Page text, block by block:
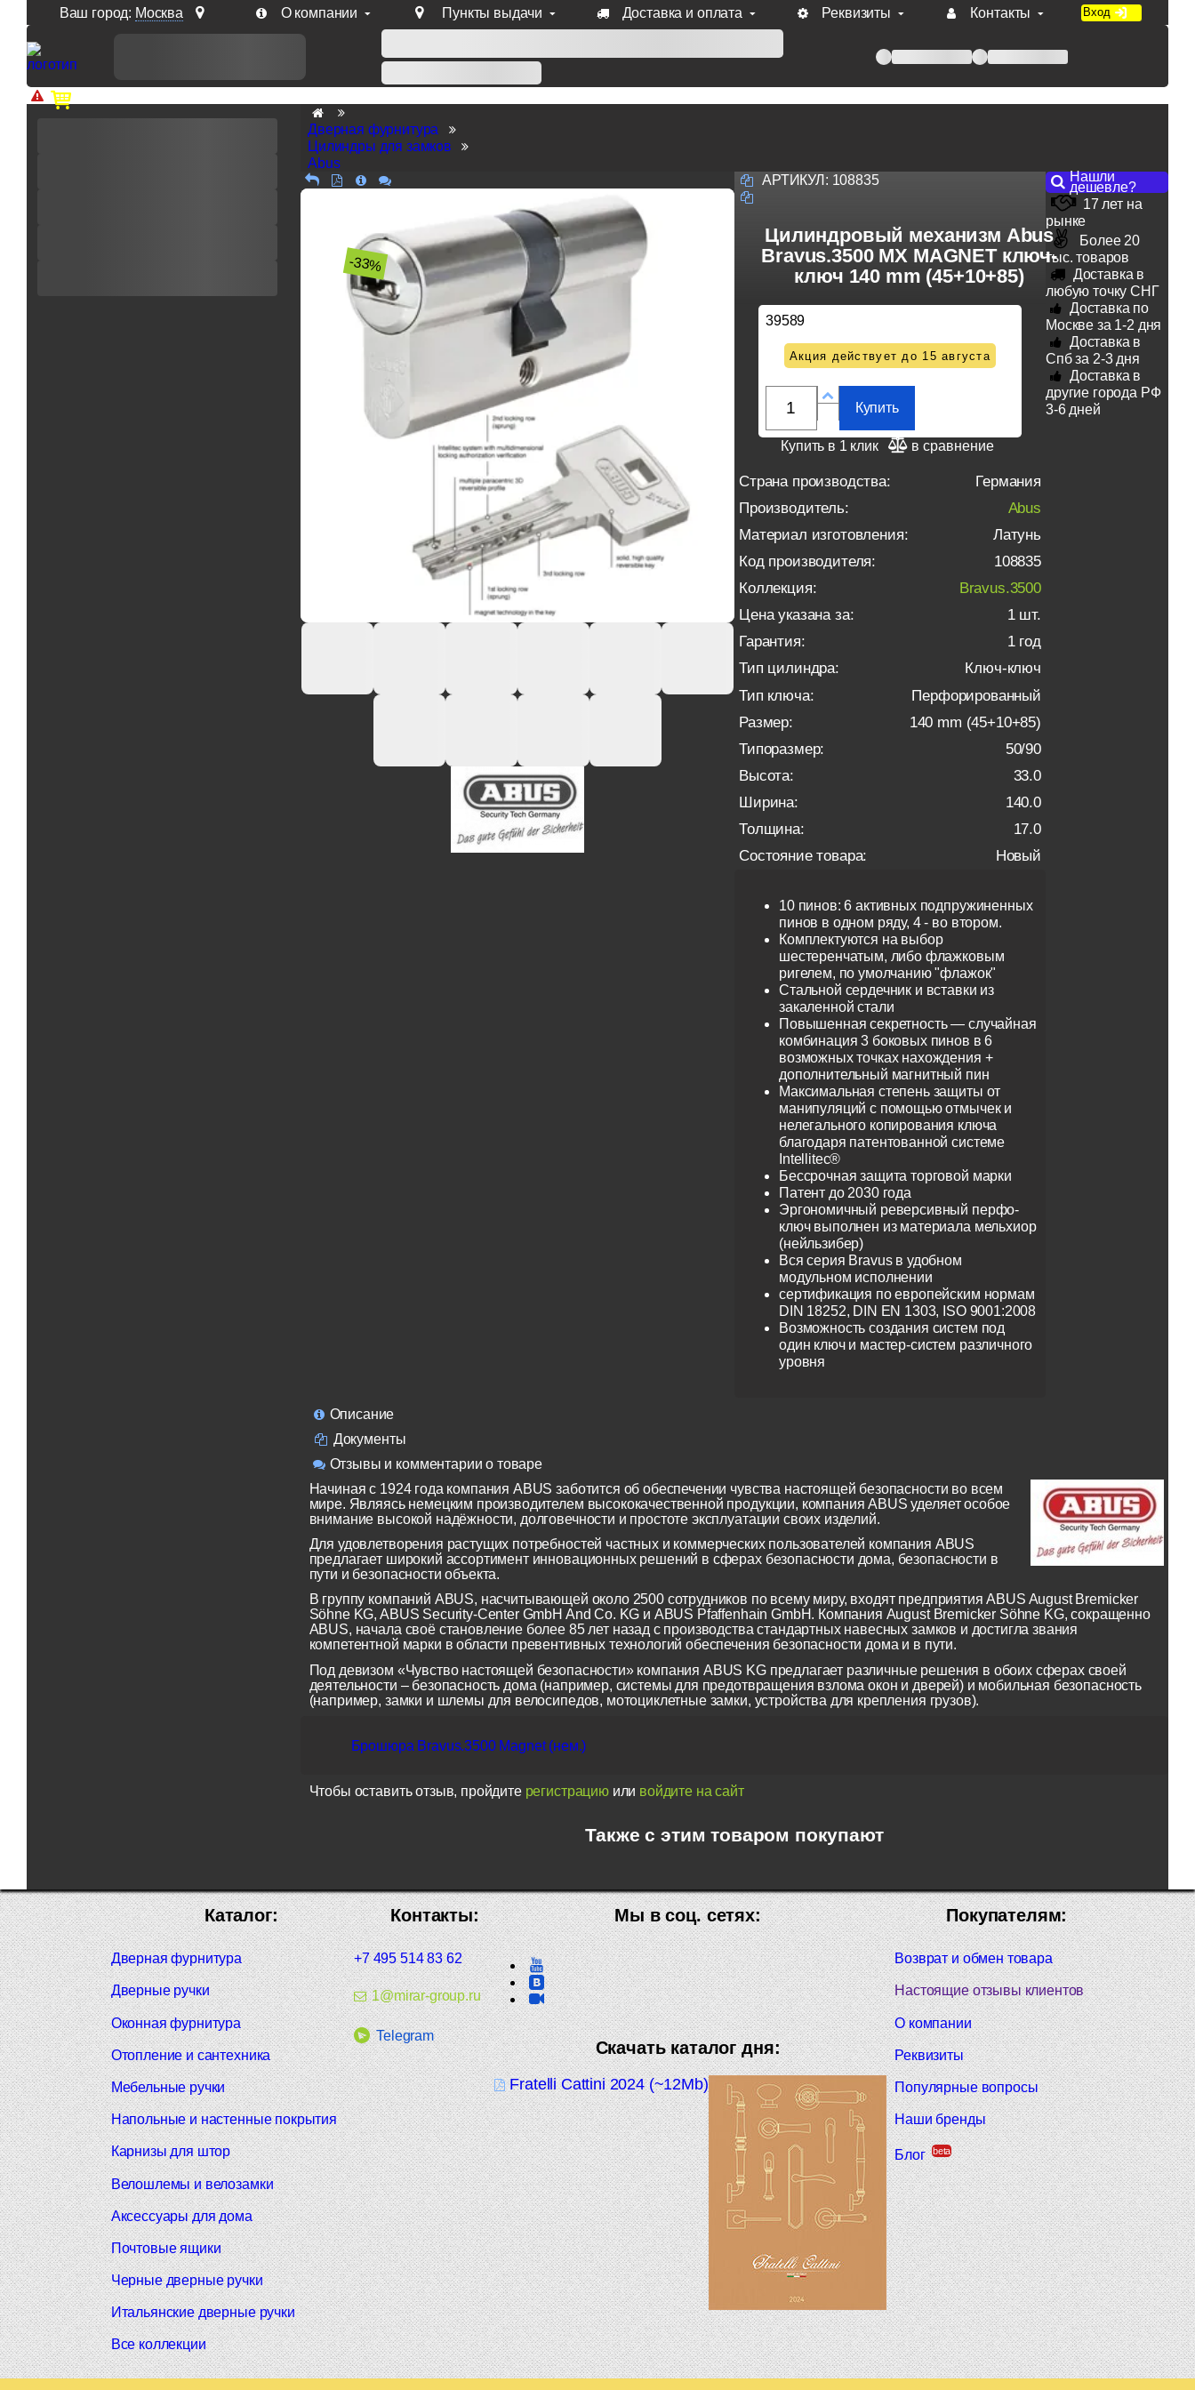
Ваш город: Москва О компании Пункты выдачи Доставка и оплата Реквизиты Контакты Вход
Доп. скидка от цен на сайте 7% при заказе от 50 тыс. руб продукции Venezia, Fratelli, Tupai, Extreza, Melodia, Forme при оплате по счету.
Дверная фурнитура
Цилиндры для замков
Abus
-33%
АРТИКУЛ: 108835
Цилиндровый механизм Abus
Bravus.3500 MX MAGNET ключ-
ключ 140 mm (45+10+85)
39589
Акция действует до 15 августа
Купить
Купить в 1 клик в сравнение
Страна производства:
Германия
Производитель:
Abus
Материал изготовления:
Латунь
Код производителя:
108835
Коллекция:
Bravus.3500
Цена указана за:
1 шт.
Гарантия:
1 год
Тип цилиндра:
Ключ-ключ
Тип ключа:
Перфорированный
Размер:
140 mm (45+10+85)
Типоразмер:
50/90
Высота:
33.0
Ширина:
140.0
Толщина:
17.0
Состояние товара:
Новый
10 пинов: 6 активных подпружиненных
пинов в одном ряду, 4 - во втором.
Комплектуются на выбор
шестеренчатым, либо флажковым
ригелем, по умолчанию "флажок"
Стальной сердечник и вставки из
закаленной стали
Повышенная секретность — случайная
комбинация 3 боковых пинов в 6
возможных точках нахождения +
дополнительный магнитный пин
Максимальная степень защиты от
манипуляций с помощью отмычек и
нелегального копирования ключа
благодаря патентованной системе
Intellitec®
Бессрочная защита торговой марки
Патент до 2030 года
Эргономичный реверсивный перфо-
ключ выполнен из материала мельхиор
(нейльзибер)
Вся серия Bravus в удобном
модульном исполнении
сертификация по европейским нормам
DIN 18252, DIN EN 1303, ISO 9001:2008
Возможность создания систем под
один ключ и мастер-систем различного
уровня
Нашли
дешевле?
17 лет на
рынке
Более 20
тыс. товаров
Доставка в
любую точку СНГ
Доставка по
Москве за 1-2 дня
Доставка в
Спб за 2-3 дня
Доставка в
другие города РФ
3-6 дней
Описание
Документы
Отзывы и комментарии о товаре
Начиная с 1924 года компания ABUS заботится об обеспечении чувства настоящей безопасности во всем
мире. Являясь немецким производителем высококачественной продукции, компания ABUS уделяет особое
внимание высокой надёжности, долговечности и простоте эксплуатации своих изделий.
Для удовлетворения растущих потребностей частных и коммерческих пользователей компания ABUS
предлагает широкий ассортимент инновационных решений в сферах безопасности дома, безопасности в
пути и безопасности объекта.
В группу компаний ABUS, насчитывающей около 2500 сотрудников по всему миру, входят предприятия ABUS August Bremicker
Söhne KG, ABUS Security-Center GmbH And Co. KG и ABUS Pfaffenhain GmbH. Компания August Bremicker Söhne KG, сокращенно
ABUS, начала своё становление более 85 лет назад с производства стандартных навесных замков и достигла звания
компетентной марки в области превентивных технологий обеспечения безопасности дома и в пути.
Под девизом «Чувство настоящей безопасности» компания ABUS KG предлагает различные решения в обоих сферах своей
деятельности – безопасность дома (например, системы для предотвращения взлома окон и дверей) и мобильная безопасность
(например, замки и шлемы для велосипедов, мотоциклетные замки, устройства для крепления грузов).
Брошюра Bravus.3500 Magnet (нем.)
Чтобы оставить отзыв, пройдите регистрациюили войдите на сайт
Также с этим товаром покупают
Покупателям:
Возврат и обмен товара
Настоящие отзывы клиентов
О компании
Реквизиты
Популярные вопросы
Наши бренды
Блог beta
Мы в соц. сетях:
Скачать каталог дня:
Fratelli Cattini 2024 (~12Mb)
Контакты:
+7 495 514 83 62
1@mirar-group.ru
Telegram
Каталог:
Дверная фурнитура
Дверные ручки
Оконная фурнитура
Отопление и сантехника
Мебельные ручки
Напольные и настенные покрытия
Карнизы для штор
Велошлемы и велозамки
Аксессуары для дома
Почтовые ящики
Черные дверные ручки
Итальянские дверные ручки
Все коллекции